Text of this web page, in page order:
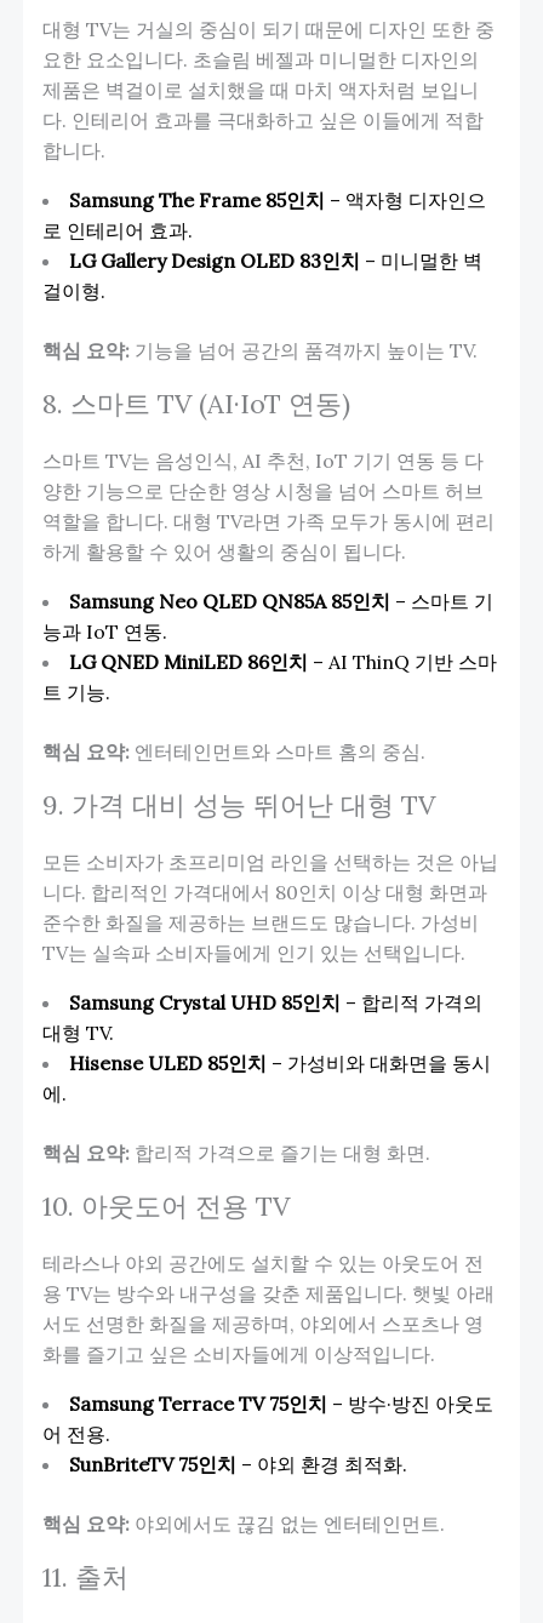
대형 TV는 거실의 중심이 되기 때문에 디자인 또한 중
요한 요소입니다. 초슬림 베젤과 미니멀한 디자인의
제품은 벽걸이로 설치했을 때 마치 액자처럼 보입니
다. 인테리어 효과를 극대화하고 싶은 이들에게 적합
합니다.
Samsung The Frame 85인치 – 액자형 디자인으
로 인테리어 효과.
LG Gallery Design OLED 83인치 – 미니멀한 벽
걸이형.
핵심 요약:기능을 넘어 공간의 품격까지 높이는 TV.
8. 스마트 TV (AI·IoT 연동)
스마트 TV는 음성인식, AI 추천, IoT 기기 연동 등 다
양한 기능으로 단순한 영상 시청을 넘어 스마트 허브
역할을 합니다. 대형 TV라면 가족 모두가 동시에 편리
하게 활용할 수 있어 생활의 중심이 됩니다.
Samsung Neo QLED QN85A 85인치 – 스마트 기
능과 IoT 연동.
LG QNED MiniLED 86인치 – AI ThinQ 기반 스마
트 기능.
핵심 요약:엔터테인먼트와 스마트 홈의 중심.
9. 가격 대비 성능 뛰어난 대형 TV
모든 소비자가 초프리미엄 라인을 선택하는 것은 아닙
니다. 합리적인 가격대에서 80인치 이상 대형 화면과
준수한 화질을 제공하는 브랜드도 많습니다. 가성비
TV는 실속파 소비자들에게 인기 있는 선택입니다.
Samsung Crystal UHD 85인치 – 합리적 가격의
대형 TV.
Hisense ULED 85인치 – 가성비와 대화면을 동시
에.
핵심 요약:합리적 가격으로 즐기는 대형 화면.
10. 아웃도어 전용 TV
테라스나 야외 공간에도 설치할 수 있는 아웃도어 전
용 TV는 방수와 내구성을 갖춘 제품입니다. 햇빛 아래
서도 선명한 화질을 제공하며, 야외에서 스포츠나 영
화를 즐기고 싶은 소비자들에게 이상적입니다.
Samsung Terrace TV 75인치 – 방수·방진 아웃도
어 전용.
SunBriteTV 75인치 – 야외 환경 최적화.
핵심 요약:야외에서도 끊김 없는 엔터테인먼트.
11. 출처